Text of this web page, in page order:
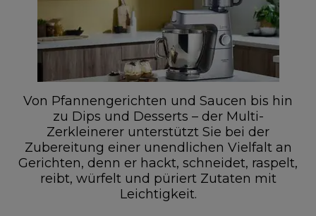
Von Pfannengerichten und Saucen bis hin
zu Dips und Desserts – der Multi-
Zerkleinerer unterstützt Sie bei der
Zubereitung einer unendlichen Vielfalt an
Gerichten, denn er hackt, schneidet, raspelt,
reibt, würfelt und püriert Zutaten mit
Leichtigkeit.